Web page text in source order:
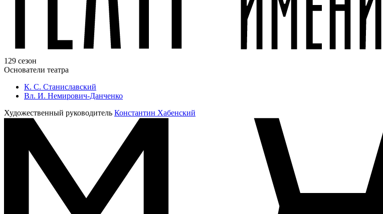
129 сезон
Основатели театра
К. С. Станиславский
Вл. И. Немирович-Данченко
Художественный руководитель Константин Хабенский